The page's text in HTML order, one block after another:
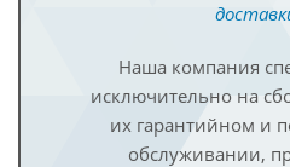
Наша компания
исключительно на
их гарантийном и
обслуживании,